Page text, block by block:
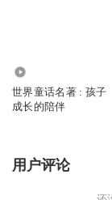
世界童话名著 : 孩子
成长的陪伴
用户评论